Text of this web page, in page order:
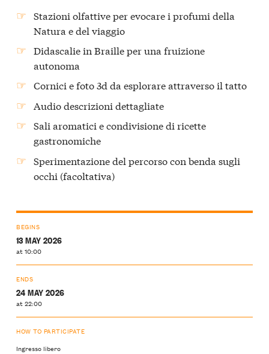
Stazioni olfattive per evocare i profumi della
Natura e del viaggio
Didascalie in Braille per una fruizione
autonoma
Cornici e foto 3d da esplorare attraverso il tatto
Audio descrizioni dettagliate
Sali aromatici e condivisione di ricette
gastronomiche
Sperimentazione del percorso con benda sugli
occhi (facoltativa)
BEGINS
13 MAY 2026
at 10:00
ENDS
24 MAY 2026
at 22:00
HOW TO PARTICIPATE
Ingresso libero